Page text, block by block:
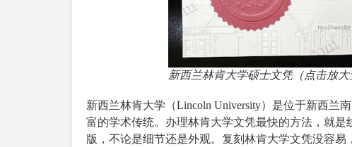
新西兰林肯大学硕士文凭（点击放大
新西兰林肯大学 （Lincoln University）是位于新西兰
富的学术传统。办理林肯大学文凭最快的方法，就是
版，不论是细节还是外观。复刻林肯大学文凭没容